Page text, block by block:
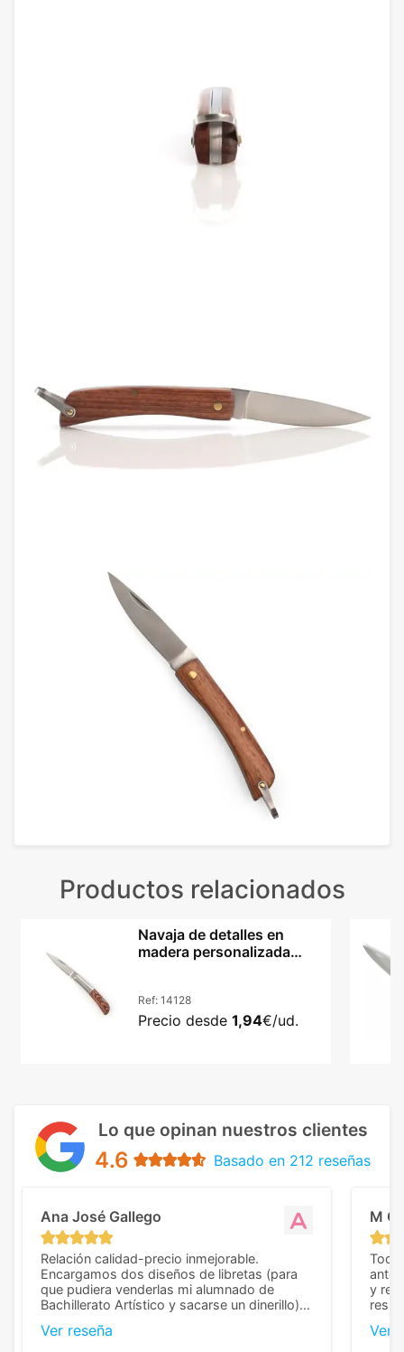
Productos relacionados
Navaja de detalles en
madera personalizada
Ref: 14128
Precio desde 1,94€/ud.
Lo que opinan nuestros clientes
4.6 Basado en 212 reseñas
Ana José Gallego
Relación calidad-precio inmejorable.
Encargamos dos diseños de libretas (para
que pudiera venderlas mi alumnado de
Bachillerato Artístico y sacarse un dinerillo) y
diferencia, con libretas de muy buena calidad
Ver reseña
M C
Todo
y
Ver